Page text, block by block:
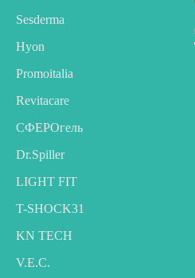
Sesderma
Hyon
Promoitalia
Revitacare
CФЕРОгель
Dr.Spiller
LIGHT FIT
T-SHOCK31
KN TECH
V.E.C.